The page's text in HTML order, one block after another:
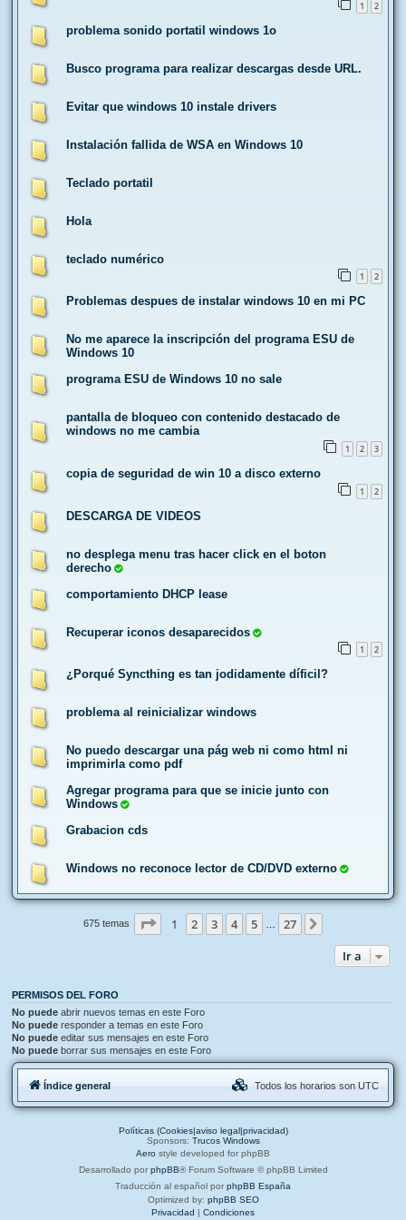
1 2
problema sonido portatil windows 1o
Busco programa para realizar descargas desde URL.
Evitar que windows 10 instale drivers
Instalación fallida de WSA en Windows 10
Teclado portatil
Hola
teclado numérico
1 2
Problemas despues de instalar windows 10 en mi PC
No me aparece la inscripción del programa ESU de
Windows 10
programa ESU de Windows 10 no sale
pantalla de bloqueo con contenido destacado de
windows no me cambia
1 2 3
copia de seguridad de win 10 a disco externo
1 2
DESCARGA DE VIDEOS
no desplega menu tras hacer click en el boton
derecho
comportamiento DHCP lease
Recuperar iconos desaparecidos
1 2
¿Porqué Syncthing es tan jodidamente díficil?
problema al reinicializar windows
No puedo descargar una pág web ni como html ni
imprimirla como pdf
Agregar programa para que se inicie junto con
Windows
Grabacion cds
Windows no reconoce lector de CD/DVD externo
675 temas Página de 27
1 2 3 4 5 27
Ir a
PERMISOS DEL FORO
No puede abrir nuevos temas en este Foro
No puede responder a temas en este Foro
No puede editar sus mensajes en este Foro
No puede borrar sus mensajes en este Foro
Índice general Todos los horarios son UTC
Políticas (Cookies|aviso legal|privacidad)
Sponsors: Trucos Windows
Aero style developed for phpBB
Desarrollado por phpBB® Forum Software © phpBB Limited
Traducción al español por phpBB España
Optimized by: phpBB SEO
Privacidad | Condiciones